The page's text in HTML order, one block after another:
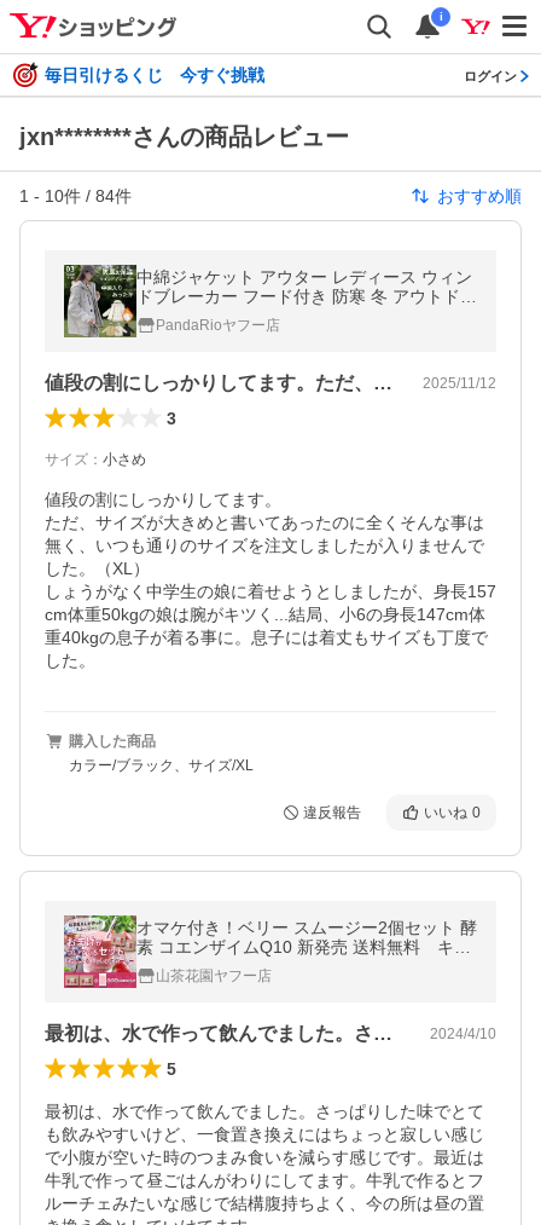
i
毎日引けるくじ 今すぐ挑戦 ログイン
jxn********さんの商品レビュー
1 - 10件 / 84件 おすすめ順
中綿ジャケット アウター レディース ウィン
ドブレーカー フード付き 防寒 冬 アウトドア
ゆったり カジュアル 白 暖かい 大きいサイズ
LHTPandaRioヤフー店
値段の割にしっかりしてます。ただ、サイ… 2025/11/12
3
サイズ ： 小さめ
値段の割にしっかりしてます。
ただ、サイズが大きめと書いてあったのに全くそんな事は
無く、いつも通りのサイズを注文しましたが入りませんで
した。（XL）
しょうがなく中学生の娘に着せようとしましたが、身長157
cm体重50kgの娘は腕がキツく...結局、小6の身長147cm体
重40kgの息子が着る事に。息子には着丈もサイズも丁度で
した。
購入した商品
カラー/ブラック、サイズ/XL
違反報告 いいね 0
オマケ付き！ベリー スムージー2個セット 酵
素 コエンザイムQ10 新発売 送料無料 キャ
ンドルブッシュ
山茶花園ヤフー店
最初は、水で作って飲んでました。さっぱ… 2024/4/10
5
最初は、水で作って飲んでました。さっぱりした味でとて
も飲みやすいけど、一食置き換えにはちょっと寂しい感じ
で小腹が空いた時のつまみ食いを減らす感じです。最近は
牛乳で作って昼ごはんがわりにしてます。牛乳で作るとフ
ルーチェみたいな感じで結構腹持ちよく、今の所は昼の置